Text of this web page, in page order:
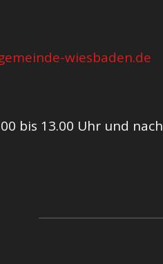
wiesbaden.de
bis 13.00 Uhr und nach